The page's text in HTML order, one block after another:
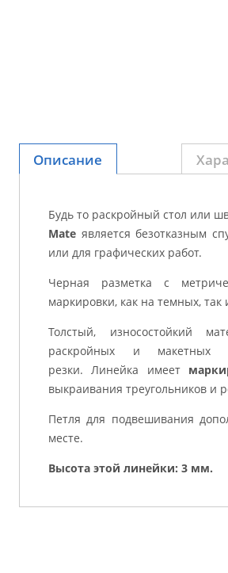
Описание
Будь то раскройный стол или
Mate является безотказным
или для графических работ.
Черная разметка с
маркировки, как на темных, так
Толстый, износостойкий
раскройных и макетных
резки. Линейка имеет
выкраивания треугольников и
Петля для подвешивания
месте.
Высота этой линейки: 3 мм.